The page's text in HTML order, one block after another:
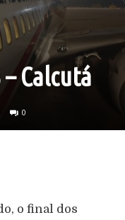
– Calcutá
0
o final dos